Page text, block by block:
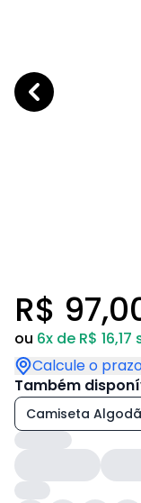
R$
ou 6x de R$
Calcule o
Também
Camiseta